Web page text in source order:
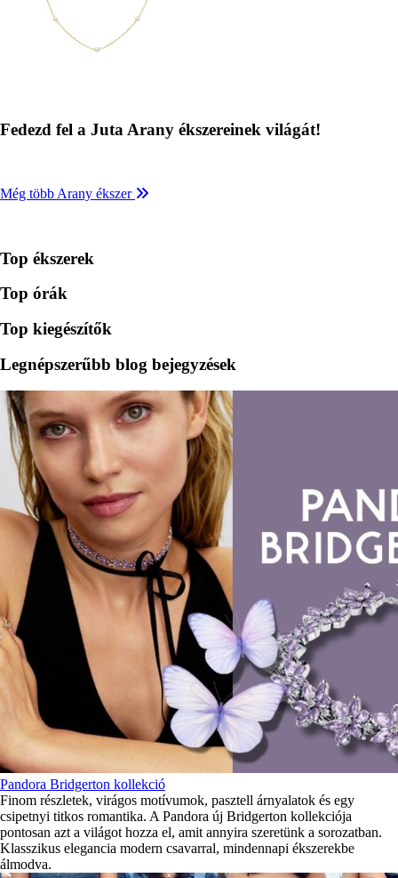
Fedezd fel a Juta Arany ékszereinek világát!
Még több Arany ékszer
Top ékszerek
Top órák
Top kiegészítők
Legnépszerűbb blog bejegyzések
Pandora Bridgerton kollekció
Finom részletek, virágos motívumok, pasztell árnyalatok és egy
csipetnyi titkos romantika. A Pandora új Bridgerton kollekciója
pontosan azt a világot hozza el, amit annyira szeretünk a sorozatban.
Klasszikus elegancia modern csavarral, mindennapi ékszerekbe
álmodva.